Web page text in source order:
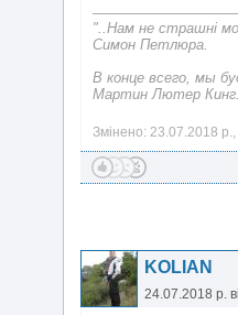
"..Нам не страшні
Симон Петлюра.
В конце всего, мы
Мартин Лютер Кинг.
Змінено: 23.07.2018 р.,
KOLIAN
24.07.2018 р.